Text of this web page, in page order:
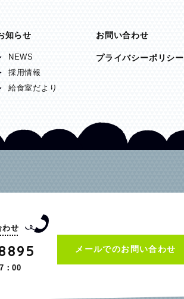
知らせ
NEWS
採用情報
給食室だより
お問い合わせ
プライバシーポリシー
わせ
：00
メールでのお問い合わせ